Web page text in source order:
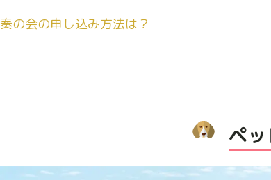
奏の会の申し込み方法は？
ペ